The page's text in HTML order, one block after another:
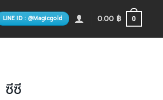
LINE ID : @Magicgold 0.00 ฿ 0
ซีซี